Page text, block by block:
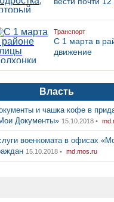
Транспорт
С 1 марта в
движение
Власть
и чашка кофе в
Документы» 15.10.2018 •
военкомата в офисах
15.10.2018 • md.mos.ru